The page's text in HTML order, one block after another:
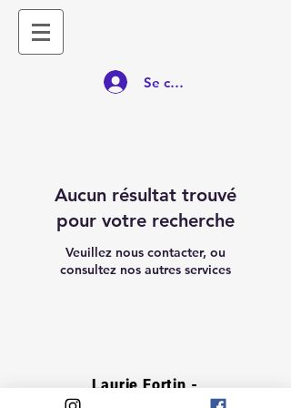
Se connecter
Aucun résultat trouvé
pour votre recherche
Veuillez nous contacter, ou
consultez nos autres services
Laurie Fortin -
Psychothérapeute